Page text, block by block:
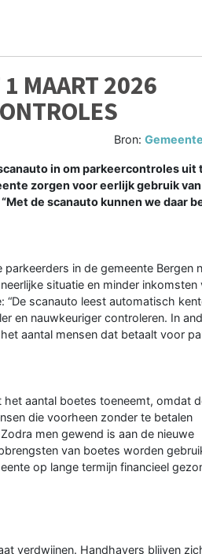
1 MAART 2026
Bron:
in om parkeercontroles uit
zorgen voor eerlijk gebruik
de scanauto kunnen we daar
in de gemeente Bergen
situatie en minder inkomsten
scanauto leest automatisch
en nauwkeuriger controleren. In
aantal mensen dat betaalt voor
aantal boetes toeneemt, omdat
die voorheen zonder te betalen
men gewend is aan de nieuwe
van boetes worden
op lange termijn financieel
verdwijnen. Handhavers blijven